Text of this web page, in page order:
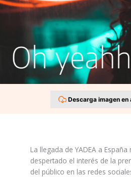
Descarga imagen en
La llegada de YADEA a
despertado el interés de la
del público en las redes